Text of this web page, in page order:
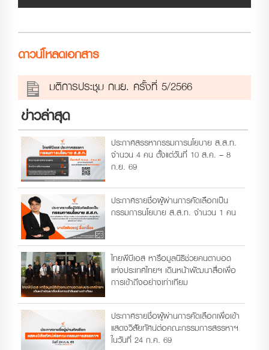
ดาวน์โหลดเอกสาร
มติการประชุม กนย. ครั้งที่ 5/2566
ข่าวล่าสุด
ประกาศสรรหากรรมการนโยบาย ส.ส.ท.
จำนวน 4 คน ตั้งแต่วันที่ 10 ส.ค. – 8
ก.ย. 69
ประกาศรายชื่อผู้ผ่านการคัดเลือกเป็น
กรรมการนโยบาย ส.ส.ท. จำนวน 1 คน
ไทยพีบีเอส หารือมูลนิธิช่วยคนตาบอด
แห่งประเทศไทยฯ เดินหน้าพัฒนาสื่อเพื่อ
การเข้าถึงอย่างเท่าเทียม
ประกาศรายชื่อผู้ผ่านการคัดเลือกเพื่อเข้า
แสดงวิสัยทัศน์ต่อคณะกรรมการสรรหาฯ
ในวันที่ 24 ก.ค. 69